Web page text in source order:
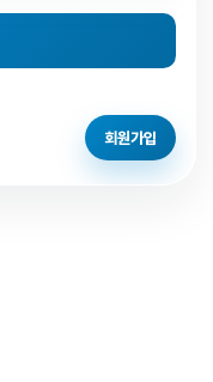
회원가입